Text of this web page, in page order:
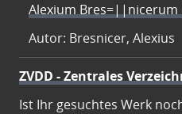
Alexium
Autor: Bresnicer, Alexius
ZVDD - Zentrales
Ist Ihr gesuchtes Werk